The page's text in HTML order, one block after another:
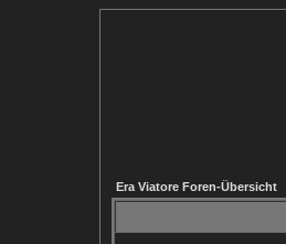
Era Viatore Foren-Übersicht